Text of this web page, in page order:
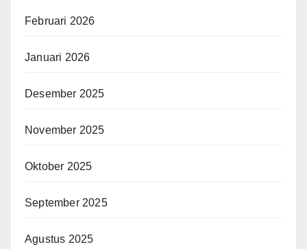
Februari 2026
Januari 2026
Desember 2025
November 2025
Oktober 2025
September 2025
Agustus 2025